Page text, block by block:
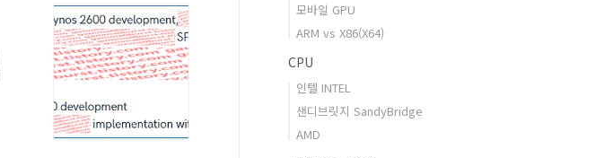
모바일 GPU
ARM vs X86(X64)
CPU
인텔 INTEL
샌디브릿지 SandyBridge
AMD